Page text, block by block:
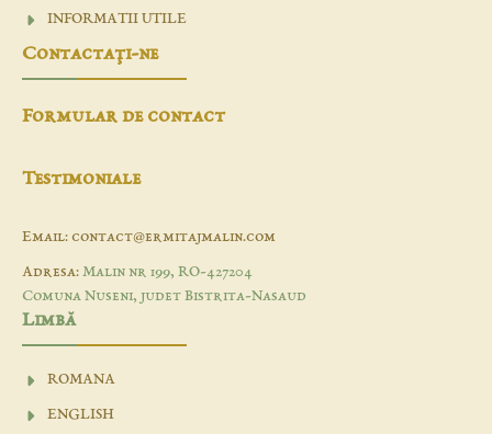
INFORMATII UTILE
Contactaţi-ne
Formular de contact
Testimoniale
Email: contact@ermitajmalin.com
Adresa: Malin nr 199, RO-427204
Comuna Nuseni, judet Bistrita-Nasaud
Limbă
ROMANA
ENGLISH